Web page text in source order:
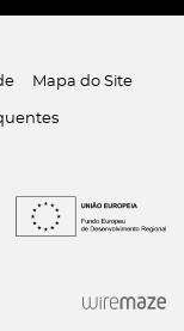
Mapa do Site